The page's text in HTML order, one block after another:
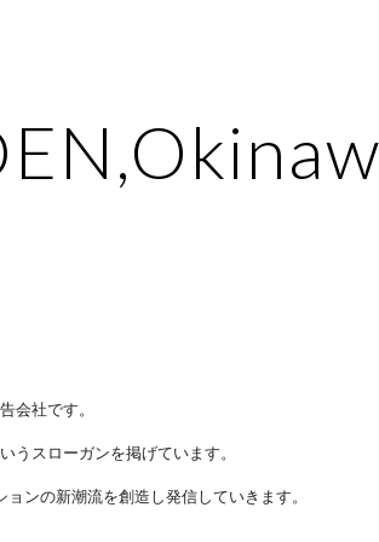
会社です。
うスローガンを掲げています。
ンの新潮流を創造し発信していきます。